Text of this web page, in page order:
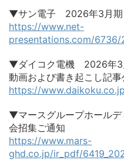
▼サン電子 2026年3月
https://www.net-
presentations.com/
▼ダイコク電機 2026年3
動画および書き起こし記
https://
▼マースグループホール
会招集ご通知
https://www.mars-
ghd.co.jp/ir_pdf/